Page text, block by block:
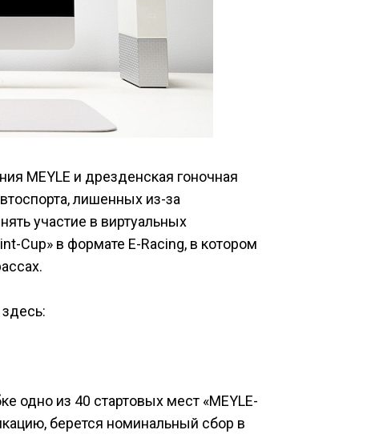
MEYLE и дрезденская гоночная
лишенных из-за
участие в виртуальных
Cup» в формате E-Racing, в котором
одно из 40 стартовых мест «MEYLE-
берется номинальный сбор в